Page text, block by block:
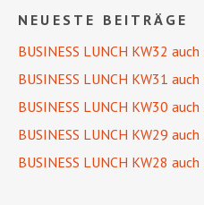
NEUESTE BEITRÄGE
BUSINESS LUNCH KW32
BUSINESS LUNCH KW31
BUSINESS LUNCH KW30
BUSINESS LUNCH KW29
BUSINESS LUNCH KW28